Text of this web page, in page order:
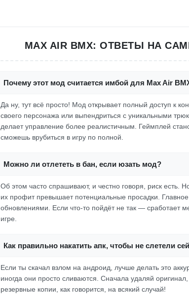
MAX AIR BMX: ОТВЕТЫ НА
Почему этот мод считается имбой для Max Air
Да ну, тут всё просто! Мод открывает полный доступ к
своего персонажа или выпендриться с уникальными
делает управление более реалистичным. Геймплей
сможешь врубиться в игру по полной.
Можно ли отлететь в бан, если юзать мод?
Об этом часто спрашивают, и честно говоря, риск есть.
их профит превышает потенциальные просадки.
обновлениями. Если что-то пойдёт не так — сработает
игре.
Как правильно накатить апк, чтобы не слетели
Если ты скачал взлом на андроид, лучше делать это
иногда они просто сливаются. Сначала удаляй
резервные копии, как говорится, на всякий случай!